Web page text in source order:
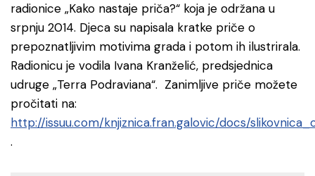
radionice „Kako nastaje priča?“ koja je održana u
srpnju 2014. Djeca su napisala kratke priče o
prepoznatljivim motivima grada i potom ih ilustrirala.
Radionicu je vodila Ivana Kranželić, predsjednica
udruge „Terra Podraviana“. Zanimljive priče možete
pročitati na:
http://issuu.com/knjiznica.fran.galovic/docs/
.